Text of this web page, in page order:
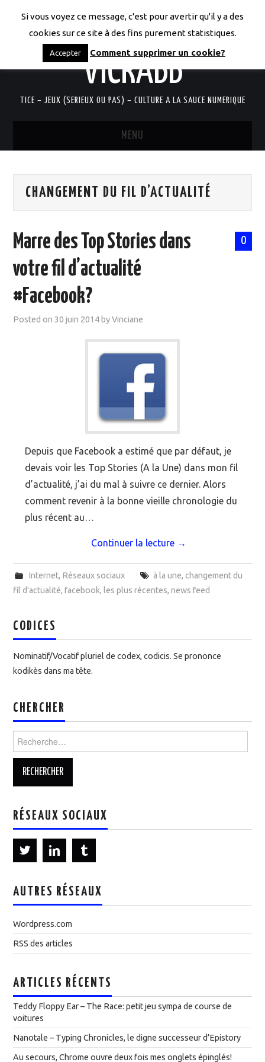
LES CODICES DE
VICRABB
TICE – JEUX (SERIEUX OU PAS) – CULTURE A LA SAUCE NUMERIQUE
MENU
QUI SUIS-JE?
DOCUMENTS
MOOC SUIVIS
EVÉNEMENTS
CHANGEMENT DU FIL D’ACTUALITÉ
0
Marre des Top Stories dans
votre fil d’actualité
#Facebook?
Posted on30 juin 2014 byVinciane
Depuis que Facebook a estimé que par défaut, je
devais voir les Top Stories (A la Une) dans mon fil
d’actualité, j’ai du mal à suivre ce dernier. Alors
comment revenir à la bonne vieille chronologie du
plus récent au…
Continuer la lecture →
Internet, Réseaux sociaux à la une, changement du
fil d'actualité,facebook, les plus récentes,news feed
CODICES
Nominatif/Vocatif pluriel de codex, codicis. Se prononce
kodikès dans ma tête.
CHERCHER
Rechercher :
RÉSEAUX SOCIAUX
AUTRES RÉSEAUX
Wordpress.com
RSS des articles
ARTICLES RÉCENTS
Teddy Floppy Ear – The Race: petit jeu sympa de course de
voitures
Nanotale – Typing Chronicles, le digne successeur d’Epistory
Au secours, Chrome ouvre deux fois mes onglets épinglés!
Si vous voyez ce message, c'est pour avertir qu'il y a des
cookies sur ce site à des fins purement statistiques.
Accepter Comment supprimer un cookie?